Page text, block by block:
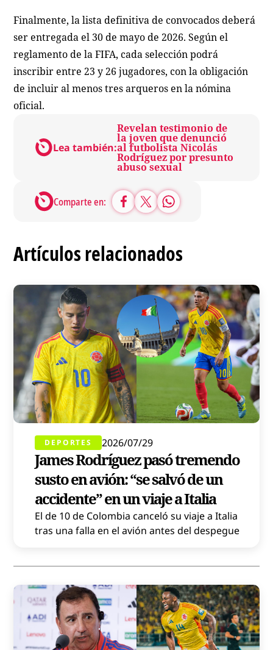
Finalmente, la lista definitiva de convocados deberá
ser entregada el 30 de mayo de 2026. Según el
reglamento de la FIFA, cada selección podrá
inscribir entre 23 y 26 jugadores, con la obligación
de incluir al menos tres arqueros en la nómina
oficial.
Lea también:
Revelan testimonio de
la joven que denunció
al futbolista Nicolás
Rodríguez por presunto
abuso sexual
Comparte en:
Artículos relacionados
DEPORTES 2026/07/29
James Rodríguez pasó tremendo
susto en avión: “se salvó de un
accidente” en un viaje a Italia
El de 10 de Colombia canceló su viaje a Italia
tras una falla en el avión antes del despegue